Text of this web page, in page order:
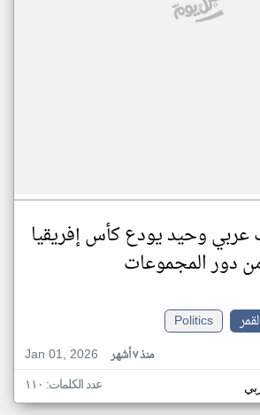
وحيد يودع كأس إفريقيا
Politics
Jan 01, 2026
منذ ٧ أشهر
عدد الكلمات: ١١٠